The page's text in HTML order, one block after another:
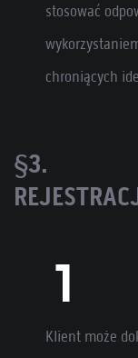
stosować
chroniących
§3.
Klient może